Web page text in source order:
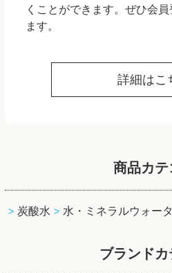
くことができます。ぜひ会
ます。
詳細はこ
商品カテ
炭酸水 水・ミネラルウォー
ブランドカ